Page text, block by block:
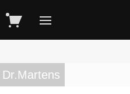
Dr.Martens